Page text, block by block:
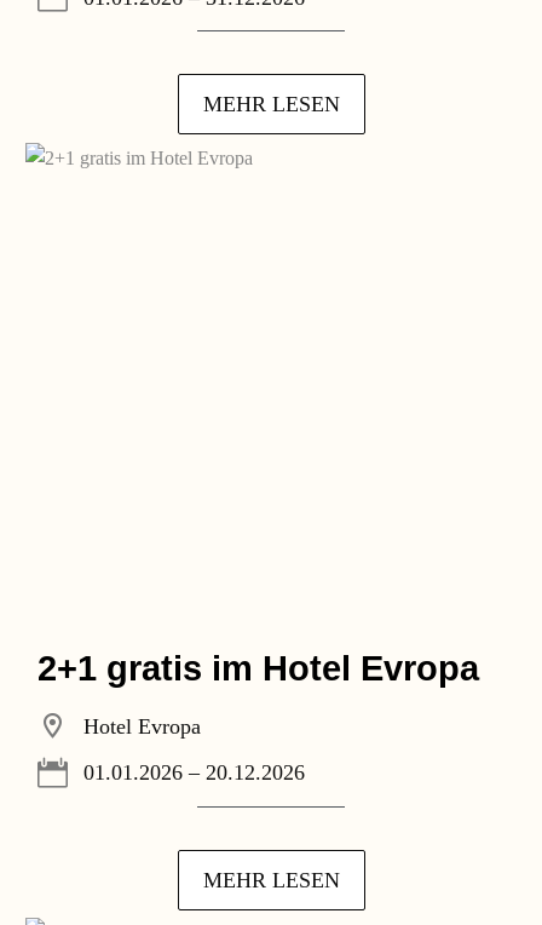
MEHR LESEN
2+1 gratis im Hotel Evropa
Hotel Evropa
01.01.2026 – 20.12.2026
MEHR LESEN